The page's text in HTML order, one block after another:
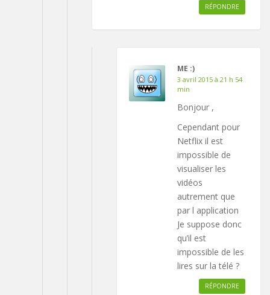
RÉPONDRE
ME :)
3 avril 2015 à 21 h 54
min
Bonjour ,
Cependant pour
Netflix il est
impossible de
visualiser les
vidéos
autrement que
par l application
Je suppose donc
qu’il est
impossible de les
lires sur la télé ?
RÉPONDRE